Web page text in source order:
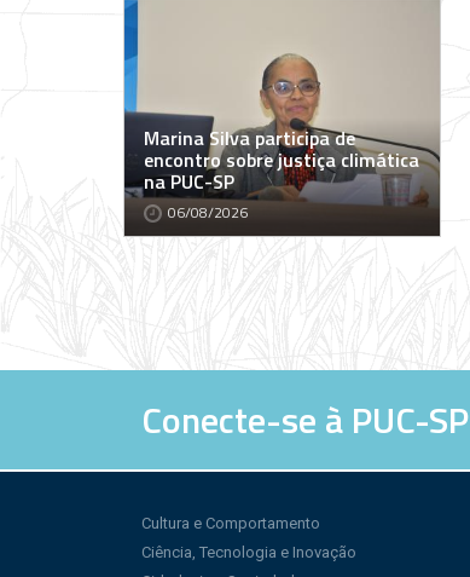
Marina Silva participa de
encontro sobre justiça climática
na PUC-SP
06/08/2026
Conecte-se à PUC-SP
Cultura e Comportamento
Ciência, Tecnologia e Inovação